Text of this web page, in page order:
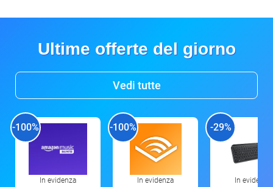
Ultime offerte del giorno
Vedi tutte
-100%
In evidenza
-100%
In evidenza
-29%
In evidenza